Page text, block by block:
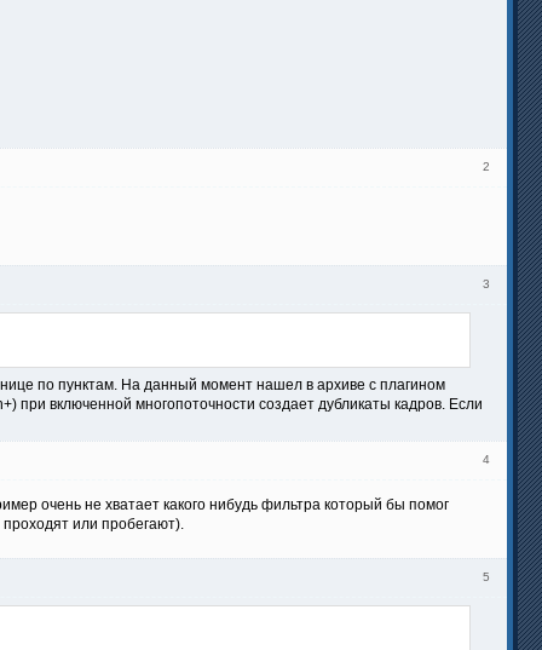
2
3
по пунктам. На данный момент нашел в архиве с плагином
при включенной многопоточности создает дубликаты кадров. Если
4
очень не хватает какого нибудь фильтра который бы помог
или пробегают).
5